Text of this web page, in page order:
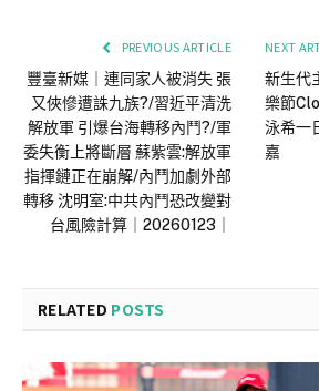
PREVIOUS ARTICLE
豐臺新媒｜連同家人被消失 張
又俠慘遭誅九族?/習近平清洗
解放軍 引爆台海轉移內鬥?/軍
委失衡上將斷層 蘇紫雲:解放軍
指揮鏈正在崩解/內鬥加劇外部
轉移 沈明室:中共內鬥恐改變對
台風險計算｜20260123｜
NEXT
新生代
樂節
泳希一
嘉
RELATED POSTS